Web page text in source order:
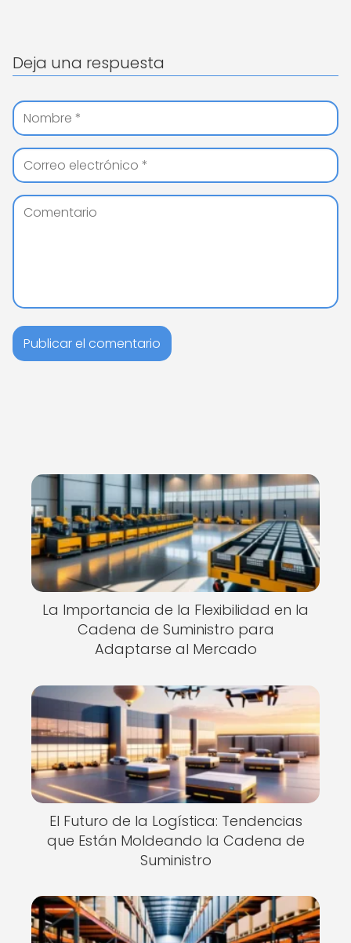
Deja una respuesta
La Importancia de la Flexibilidad en la
Cadena de Suministro para
Adaptarse al Mercado
El Futuro de la Logística: Tendencias
que Están Moldeando la Cadena de
Suministro